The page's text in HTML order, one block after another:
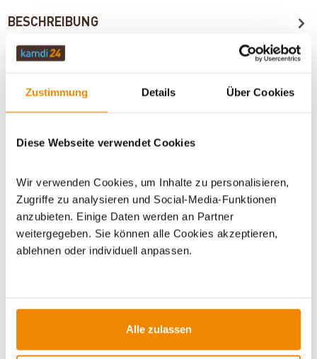
Zustimmung Details Über Cookies
Diese Webseite verwendet Cookies
Wir verwenden Cookies, um Inhalte zu personalisieren,
Zugriffe zu analysieren und Social-Media-Funktionen
anzubieten. Einige Daten werden an Partner
weitergegeben. Sie können alle Cookies akzeptieren,
ablehnen oder individuell anpassen.
Alle zulassen
BESCHREIBUNG
WICHTIGE INFOS
Artikeldatenblatt drucken Frage zum Artikel
Entlüftung|Außenluftanschluss